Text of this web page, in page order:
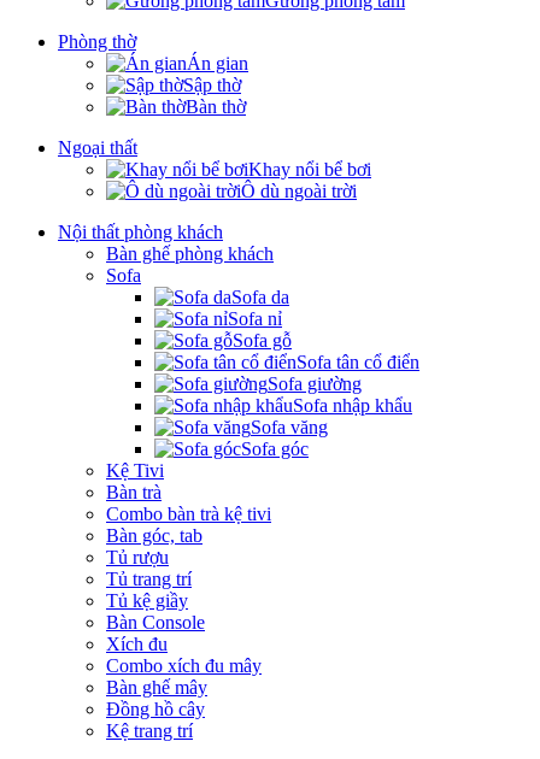
Phòng thờ
Án gian
Sập thờ
Bàn thờ
Ngoại thất
Khay nổi bể bơi
Ô dù ngoài trời
Nội thất phòng khách
Bàn ghế phòng khách
Sofa
Sofa da
Sofa nỉ
Sofa gỗ
Sofa tân cổ điển
Sofa giường
Sofa nhập khẩu
Sofa văng
Sofa góc
Kệ Tivi
Bàn trà
Combo bàn trà kệ tivi
Bàn góc, tab
Tủ rượu
Tủ trang trí
Tủ kệ giầy
Bàn Console
Xích đu
Combo xích đu mây
Bàn ghế mây
Đồng hồ cây
Kệ trang trí